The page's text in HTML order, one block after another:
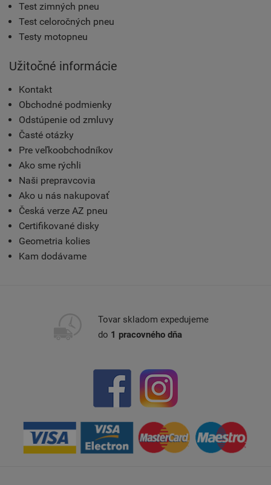
Test zimných pneu
Test celoročných pneu
Testy motopneu
Užitočné informácie
Kontakt
Obchodné podmienky
Odstúpenie od zmluvy
Časté otázky
Pre veľkoobchodníkov
Ako sme rýchli
Naši prepravcovia
Ako u nás nakupovať
Česká verze AZ pneu
Certifikované disky
Geometria kolies
Kam dodávame
Tovar skladom expedujeme
do 1 pracovného dňa